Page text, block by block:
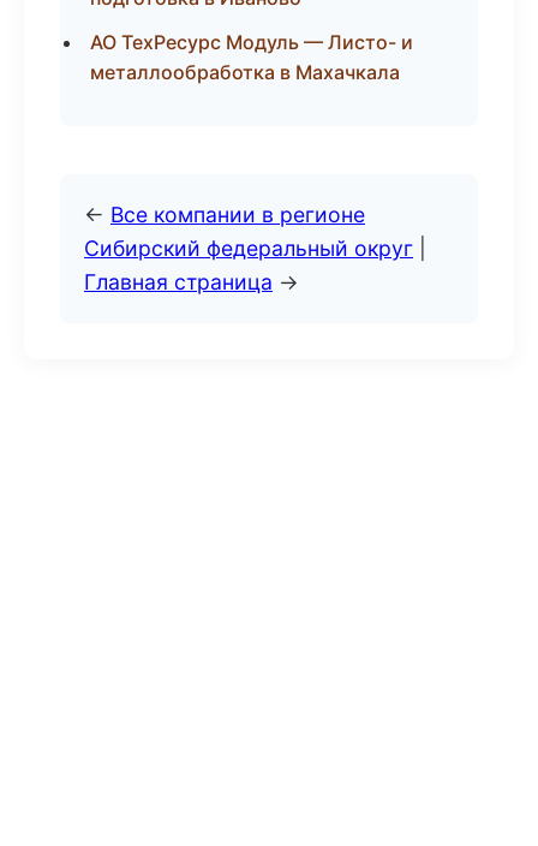
АО ТехРесурс Модуль — Листо- и
металлообработка в Махачкала
← Все компании в регионе
Сибирский федеральный округ
Главная страница →